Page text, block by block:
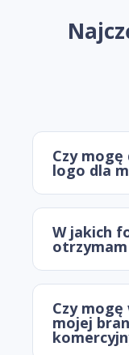
Czy
logo dla
W jakich
Czy
mojej